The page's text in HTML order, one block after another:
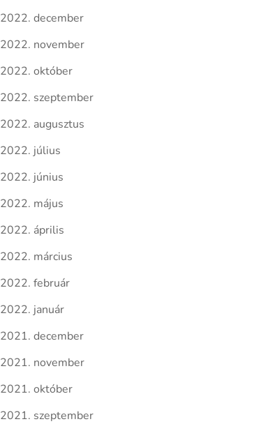
2022. december
2022. november
2022. október
2022. szeptember
2022. augusztus
2022. július
2022. június
2022. május
2022. április
2022. március
2022. február
2022. január
2021. december
2021. november
2021. október
2021. szeptember